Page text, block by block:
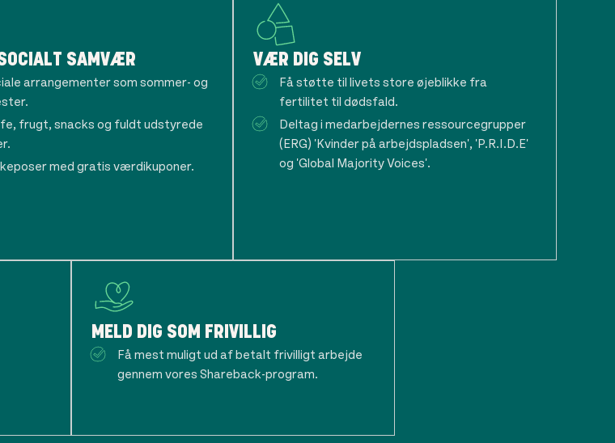
SOCIALT SAMVÆR
arrangementer som sommer- og
frugt, snacks og fuldt udstyrede
med gratis værdikuponer.
VÆR DIG SELV
Få støtte til livets store øjeblikke fra
fertilitet til dødsfald.
Deltag i medarbejdernes ressourcegrupper
(ERG) 'Kvinder på arbejdspladsen', 'P.R.I.D.E'
og 'Global Majority Voices'.
MELD DIG SOM FRIVILLIG
Få mest muligt ud af betalt frivilligt arbejde
gennem vores Shareback-program.